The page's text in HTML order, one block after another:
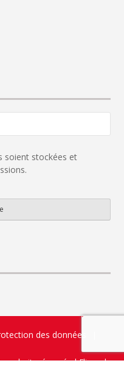
soient stockées et
des données
droits réservés|Flippad